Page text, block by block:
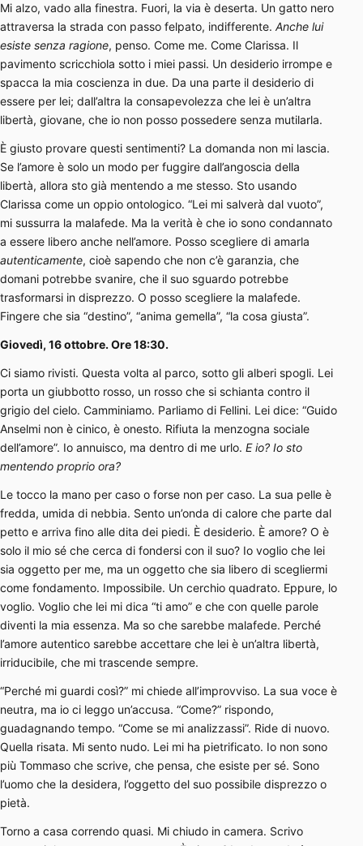
Mi alzo, vado alla finestra. Fuori, la via è deserta. Un gatto nero
attraversa la strada con passo felpato, indifferente. Anche lui
esiste senza ragione, penso. Come me. Come Clarissa. Il
pavimento scricchiola sotto i miei passi. Un desiderio irrompe e
spacca la mia coscienza in due. Da una parte il desiderio di
essere per lei; dall’altra la consapevolezza che lei è un’altra
libertà, giovane, che io non posso possedere senza mutilarla.
È giusto provare questi sentimenti? La domanda non mi lascia.
Se l’amore è solo un modo per fuggire dall’angoscia della
libertà, allora sto già mentendo a me stesso. Sto usando
Clarissa come un oppio ontologico. “Lei mi salverà dal vuoto”,
mi sussurra la malafede. Ma la verità è che io sono condannato
a essere libero anche nell’amore. Posso scegliere di amarla
autenticamente, cioè sapendo che non c’è garanzia, che
domani potrebbe svanire, che il suo sguardo potrebbe
trasformarsi in disprezzo. O posso scegliere la malafede.
Fingere che sia “destino”, “anima gemella”, “la cosa giusta”.
Giovedì, 16 ottobre. Ore 18:30.
Ci siamo rivisti. Questa volta al parco, sotto gli alberi spogli. Lei
porta un giubbotto rosso, un rosso che si schianta contro il
grigio del cielo. Camminiamo. Parliamo di Fellini. Lei dice: “Guido
Anselmi non è cinico, è onesto. Rifiuta la menzogna sociale
dell’amore”. Io annuisco, ma dentro di me urlo. E io? Io sto
mentendo proprio ora?
Le tocco la mano per caso o forse non per caso. La sua pelle è
fredda, umida di nebbia. Sento un’onda di calore che parte dal
petto e arriva fino alle dita dei piedi. È desiderio. È amore? O è
solo il mio sé che cerca di fondersi con il suo? Io voglio che lei
sia oggetto per me, ma un oggetto che sia libero di scegliermi
come fondamento. Impossibile. Un cerchio quadrato. Eppure, lo
voglio. Voglio che lei mi dica “ti amo” e che con quelle parole
diventi la mia essenza. Ma so che sarebbe malafede. Perché
l’amore autentico sarebbe accettare che lei è un’altra libertà,
irriducibile, che mi trascende sempre.
“Perché mi guardi così?” mi chiede all’improvviso. La sua voce è
neutra, ma io ci leggo un’accusa. “Come?” rispondo,
guadagnando tempo. “Come se mi analizzassi”. Ride di nuovo.
Quella risata. Mi sento nudo. Lei mi ha pietrificato. Io non sono
più Tommaso che scrive, che pensa, che esiste per sé. Sono
l’uomo che la desidera, l’oggetto del suo possibile disprezzo o
pietà.
Torno a casa correndo quasi. Mi chiudo in camera. Scrivo